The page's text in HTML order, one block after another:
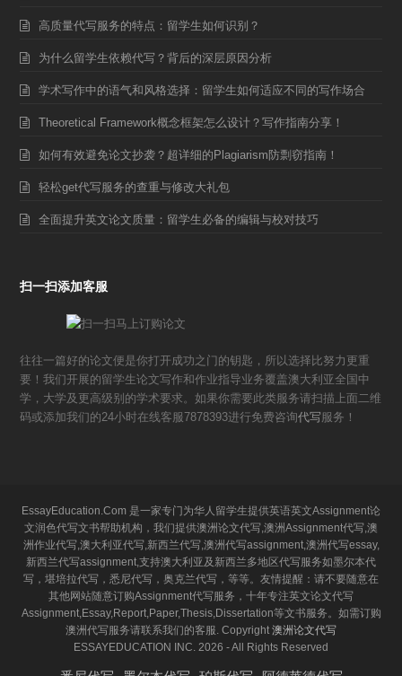
高质量代写服务的特点：留学生如何识别？
为什么留学生依赖代写？背后的深层原因分析
学术写作中的语气和风格选择：留学生如何适应不同的写作场合
Theoretical Framework概念框架怎么设计？写作指南分享！
如何有效避免论文抄袭？超详细的Plagiarism防剽窃指南！
轻松get代写服务的查重与修改大礼包
全面提升英文论文质量：留学生必备的编辑与校对技巧
扫一扫添加客服
往往一篇好的论文便是你打开成功之门的钥匙，所以选择比努力更重
要！我们开展的留学生论文写作和作业指导业务覆盖澳大利亚全国中
学，大学及更高级别的学术要求。如果你需要此类服务请扫描上面二维
码或添加我们的24小时在线客服7878393进行免费咨询代写 服务！
EssayEducation.Com 是一家专门为华人留学生提供英语英文Assignment论
文润色代写文书帮助机构，我们提供澳洲论文代写,澳洲Assignment代写,澳
洲作业代写,澳大利亚代写,新西兰代写,澳洲代写assignment,澳洲代写essay,
新西兰代写assignment,支持澳大利亚及新西兰多地区代写服务如墨尔本代
写，堪培拉代写，悉尼代写，奥克兰代写，等等。友情提醒：请不要随意在
其他网站随意订购Assignment代写服务，十年专注英文论文代写
Assignment,Essay,Report,Paper,Thesis,Dissertation等文书服务。如需订购
澳洲代写服务请联系我们的客服. Copyright 澳洲论文代写
ESSAYEDUCATION INC. 2026 - All Rights Reserved